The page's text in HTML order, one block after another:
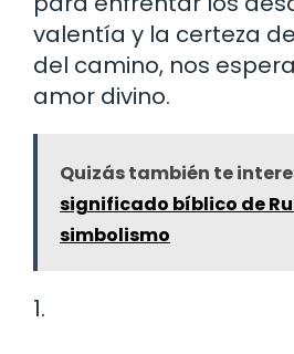
valentía y la certeza
del camino, nos
amor divino.
Quizás también te
significado bíblico de
simbolismo
1.